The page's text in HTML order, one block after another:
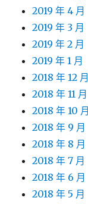
2019 年 4 月
2019 年 3 月
2019 年 2 月
2019 年 1 月
2018 年 12 月
2018 年 11 月
2018 年 10 月
2018 年 9 月
2018 年 8 月
2018 年 7 月
2018 年 6 月
2018 年 5 月